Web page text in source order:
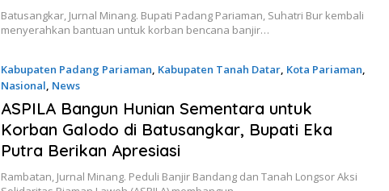
Batusangkar, Jurnal Minang. Bupati Padang Pariaman, Suhatri Bur kembali
menyerahkan bantuan untuk korban bencana banjir…
Kabupaten Padang Pariaman, Kabupaten Tanah Datar, Kota Pariaman,
Nasional, News
28 Mei 2024
ASPILA Bangun Hunian Sementara untuk
Korban Galodo di Batusangkar, Bupati Eka
Putra Berikan Apresiasi
Rambatan, Jurnal Minang. Peduli Banjir Bandang dan Tanah Longsor Aksi